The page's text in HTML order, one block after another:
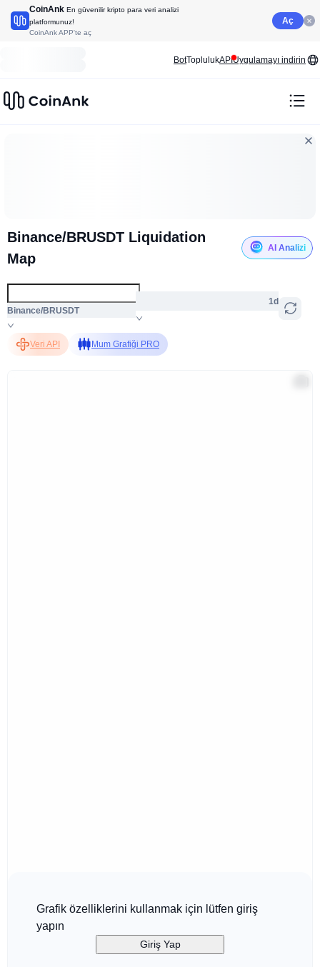
CoinAnk En güvenilir kripto para veri analizi
platformunuz!
CoinAnk APP'te aç
Aç
BotToplulukAPIUygulamayı indirin
Binance/BRUSDT Liquidation
Map
AI Analizi
Binance/BRUSDT
1d
Veri API Mum Grafiği PRO
Grafik özelliklerini kullanmak için lütfen giriş
yapın
Giriş Yap